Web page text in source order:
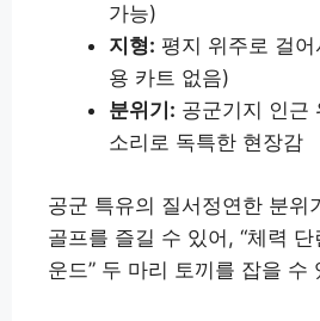
가능)
지형: 평지 위주로 걸
용 카트 없음)
분위기: 공군기지 인근
소리로 독특한 현장감
공군 특유의 질서정연한 분위
골프를 즐길 수 있어, “체력
운드” 두 마리 토끼를 잡을 수